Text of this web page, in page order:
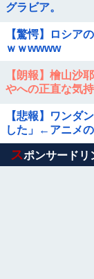
グラビア。
【驚愕】ロシア
ｗｗwwww
【朗報】檜山沙
やへの正直な気
【悲報】ワンダ
した」←アニメ
Powered by
スポンサードリ